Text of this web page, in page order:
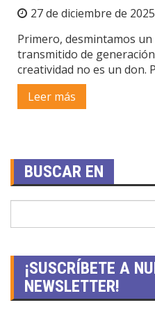
27 de diciembre de 2025
Primero, desmintamos
transmitido de
creatividad no es un don.
Leer más
BUSCAR EN
¡SUSCRÍBETE A
NEWSLETTER!